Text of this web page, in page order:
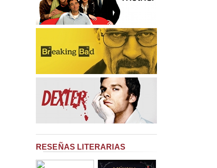
RESEÑAS LITERARIAS